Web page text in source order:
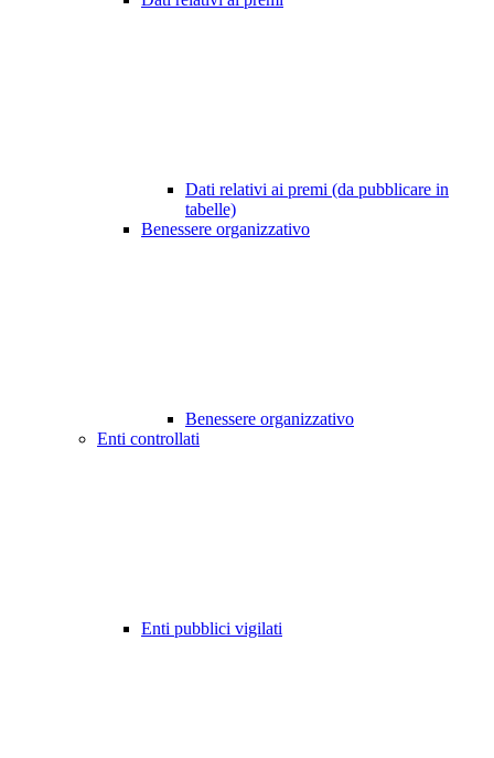
Dati relativi ai premi (da pubblicare in
tabelle)
Benessere organizzativo
Benessere organizzativo
Enti controllati
Enti pubblici vigilati